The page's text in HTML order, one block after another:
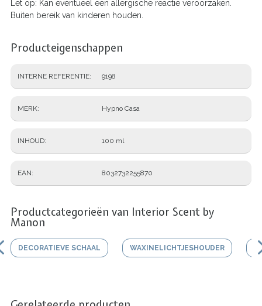
Let op: Kan eventueel een allergische reactie veroorzaken.
Buiten bereik van kinderen houden.
Producteigenschappen
INTERNE REFERENTIE 9198
MERK Hypno Casa
INHOUD 100 ml
EAN 8032732255870
Productcategorieën van Interior Scent by
Manon
DECORATIEVE SCHAAL WAXINELICHTJESHOUDER